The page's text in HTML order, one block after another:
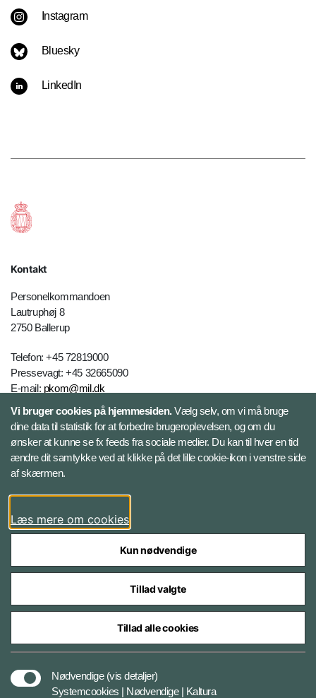
Instagram
Bluesky
LinkedIn
Kontakt
Personelkommandoen
Lautruphøj 8
2750 Ballerup
Telefon: +45 72819000
Pressevagt: +45 32665090
E-mail: pkom@mil.dk
Kontakt
Følg Personelkommandoen
LinkedIn
Styrelser og myndigheder under Forsvarsministeriet
Vi bruger cookies på hjemmesiden.Vælg selv, om vi må bruge
dine data til statistik for at forbedre brugeroplevelsen, og om du
ønsker at kunne se fx feeds fra sociale medier. Du kan til hver en tid
ændre dit samtykke ved at klikke på det lille cookie-ikon i venstre side
af skærmen.
Læs mere om cookies
Kun nødvendige
Tillad valgte
Tillad alle cookies
Nødvendige (vis detaljer)
Systemcookies | Nødvendige | Kaltura